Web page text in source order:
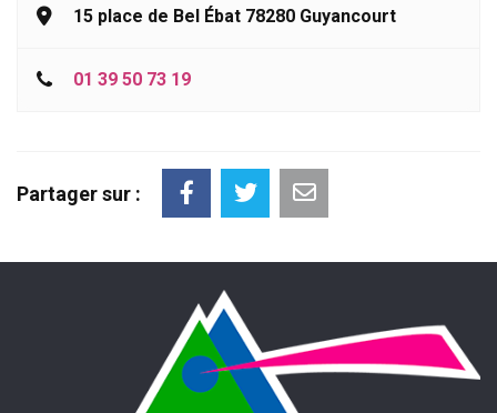
15 place de Bel Ébat 78280 Guyancourt
01 39 50 73 19
Partager sur :